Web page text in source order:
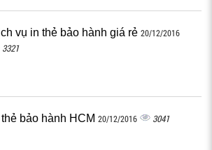
vụ in thẻ bảo hành giá rẻ 20/12/2016
3321
thẻ bảo hành HCM 20/12/2016 3041